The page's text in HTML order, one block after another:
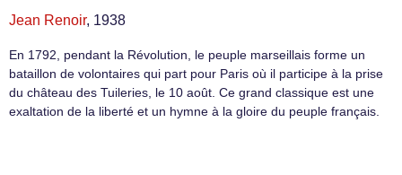
Jean Renoir, 1938
En 1792, pendant la Révolution, le peuple marseillais forme un
bataillon de volontaires qui part pour Paris où il participe à la prise
du château des Tuileries, le 10 août. Ce grand classique est une
exaltation de la liberté et un hymne à la gloire du peuple français.